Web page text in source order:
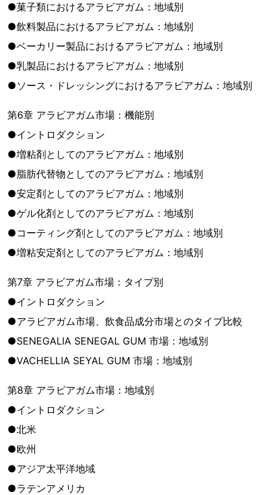
●菓子類におけるアラビアガム：地域別
●飲料製品におけるアラビアガム：地域別
●ベーカリー製品におけるアラビアガム：地域別
●乳製品におけるアラビアガム：地域別
●ソース・ドレッシングにおけるアラビアガム：地域別
第6章 アラビアガム市場：機能別
●イントロダクション
●増粘剤としてのアラビアガム：地域別
●脂肪代替物としてのアラビアガム：地域別
●安定剤としてのアラビアガム：地域別
●ゲル化剤としてのアラビアガム：地域別
●コーティング剤としてのアラビアガム：地域別
●増粘安定剤としてのアラビアガム：地域別
第7章 アラビアガム市場：タイプ別
●イントロダクション
●アラビアガム市場、飲食品成分市場とのタイプ比較
●SENEGALIA SENEGAL GUM 市場：地域別
●VACHELLIA SEYAL GUM 市場：地域別
第8章 アラビアガム市場：地域別
●イントロダクション
●北米
●欧州
●アジア太平洋地域
●ラテンアメリカ